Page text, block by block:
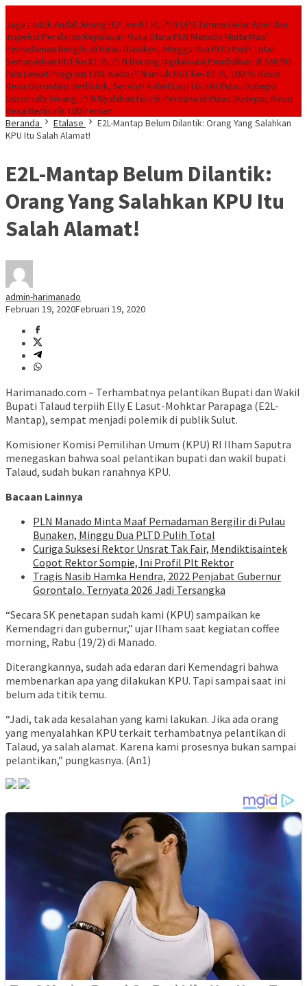
Jaga Listrik Andal Jelang HUT ke-81 RI, PLN UP3 Tahuna Gelar Apel dan
Inspeksi Peralatan Kepulauan Nusa Utara PLN Manado Minta Maaf
Pemadaman Bergilir di Pulau Bunaken, Minggu Dua PLTD Pulih Total
Semarakkan HUT ke 81 RI, PLN Dorong Digitalisasi Pendidikan di SMPN1
Palu Lewat Program TJSLKado PLN untuk HUT ke- 81 RI, 100 % Rasio
Desa Gorontalo Berlistrik, Setelah Kabel Laut Listriki Pulau Dudepo
Gorontalo Terang. PLN Nyalakan Listrik Perdana di Pulau Dudepo, Rasio
Desa Berlistrik 100 Persen
Beranda
Etalase
E2L-Mantap Belum Dilantik: Orang Yang Salahkan
KPU Itu Salah Alamat!
E2L-Mantap Belum Dilantik:
Orang Yang Salahkan KPU Itu
Salah Alamat!
admin-harimanado
Februari 19, 2020Februari 19, 2020
Harimanado.com – Terhambatnya pelantikan Bupati dan Wakil
Bupati Talaud terpiih Elly E Lasut-Mohktar Parapaga (E2L-
Mantap), sempat menjadi polemik di publik Sulut.
Komisioner Komisi Pemilihan Umum (KPU) RI Ilham Saputra
menegaskan bahwa soal pelantikan bupati dan wakil bupati
Talaud, sudah bukan ranahnya KPU.
Bacaan Lainnya
PLN Manado Minta Maaf Pemadaman Bergilir di Pulau
Bunaken, Minggu Dua PLTD Pulih Total
Curiga Suksesi Rektor Unsrat Tak Fair, Mendiktisaintek
Copot Rektor Sompie, Ini Profil Plt Rektor
Tragis Nasib Hamka Hendra, 2022 Penjabat Gubernur
Gorontalo. Ternyata 2026 Jadi Tersangka
“Secara SK penetapan sudah kami (KPU) sampaikan ke
Kemendagri dan gubernur,” ujar Ilham saat kegiatan coffee
morning, Rabu (19/2) di Manado.
Diterangkannya, sudah ada edaran dari Kemendagri bahwa
membenarkan apa yang dilakukan KPU. Tapi sampai saat ini
belum ada titik temu.
“Jadi, tak ada kesalahan yang kami lakukan. Jika ada orang
yang menyalahkan KPU terkait terhambatnya pelantikan di
Talaud, ya salah alamat. Karena kami prosesnya bukan sampai
pelantikan,” pungkasnya. (An1)